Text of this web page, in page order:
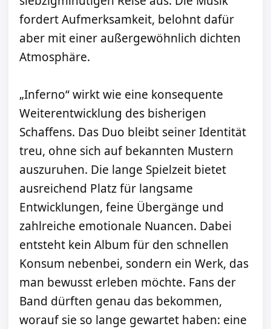
fordert Aufmerksamkeit, belohnt dafür
aber mit einer außergewöhnlich dichten
Atmosphäre.
„Inferno“ wirkt wie eine konsequente
Weiterentwicklung des bisherigen
Schaffens. Das Duo bleibt seiner Identität
treu, ohne sich auf bekannten Mustern
auszuruhen. Die lange Spielzeit bietet
ausreichend Platz für langsame
Entwicklungen, feine Übergänge und
zahlreiche emotionale Nuancen. Dabei
entsteht kein Album für den schnellen
Konsum nebenbei, sondern ein Werk, das
man bewusst erleben möchte. Fans der
Band dürften genau das bekommen,
worauf sie so lange gewartet haben: eine